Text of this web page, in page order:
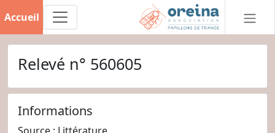
Accueil
Relevé n° 560605
Informations